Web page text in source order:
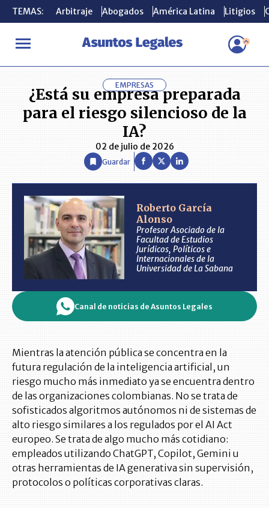
TEMAS: Arbitraje Abogados América Latina Litigios
INICIO ANÁLISIS ROBERTO GARCÍA ALONSO ¿Está su
TEMAS: Arbitraje Abogados América Latina Litigios
EMPRESAS
¿Está su empresa preparada
para el riesgo silencioso de la
IA?
02 de julio de 2026
Guardar
Roberto García
Alonso
Profesor Asociado de la
Facultad de Estudios
Jurídicos, Políticos e
Internacionales de la
Universidad de La Sabana
Canal de noticias de Asuntos Legales
Mientras la atención pública se concentra en la
futura regulación de la inteligencia artificial, un
riesgo mucho más inmediato ya se encuentra dentro
de las organizaciones colombianas. No se trata de
sofisticados algoritmos autónomos ni de sistemas de
alto riesgo similares a los regulados por el AI Act
europeo. Se trata de algo mucho más cotidiano:
empleados utilizando ChatGPT, Copilot, Gemini u
otras herramientas de IA generativa sin supervisión,
protocolos o políticas corporativas claras.